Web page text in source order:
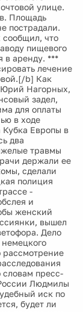
улице.
Площадь
пострадали.
сообщил, что
пищевого
в аренду. ***
лечение
b] Как
Юрий Нагорных,
задел,
для оплаты
в ходе
Кубка Европы в
два
травмы
держали ее
сделали
полиция
-
и
женский
вышел
Дело
рассмотрение
пресс-
Людмилы
иск по
будет ли